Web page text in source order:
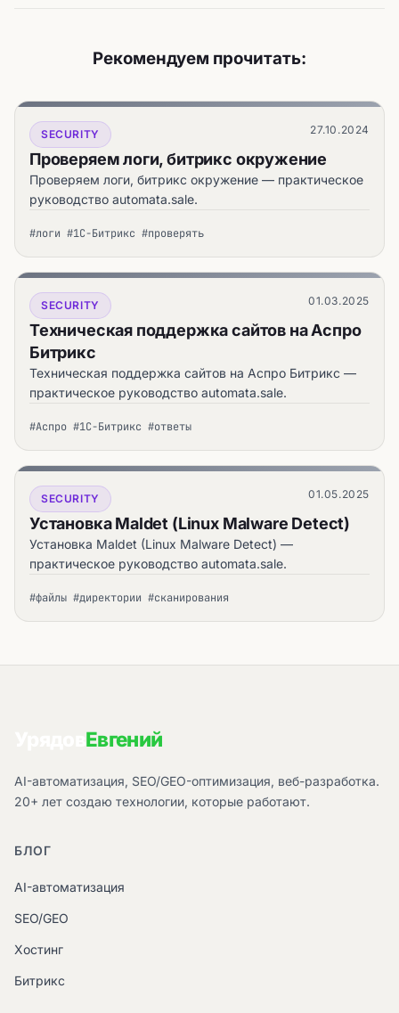
Рекомендуем прочитать:
SECURITY 27.10.2024
Проверяем логи, битрикс окружение
Проверяем логи, битрикс окружение — практическое
руководство automata.sale.
#логи #1С-Битрикс #проверять
SECURITY 01.03.2025
Техническая поддержка сайтов на Аспро
Битрикс
Техническая поддержка сайтов на Аспро Битрикс —
практическое руководство automata.sale.
#Аспро #1С-Битрикс #ответы
SECURITY 01.05.2025
Установка Maldet (Linux Malware Detect)
Установка Maldet (Linux Malware Detect) —
практическое руководство automata.sale.
#файлы #директории #сканирования
Евгений
AI-автоматизация, SEO/GEO-оптимизация, веб-разработка.
20+ лет создаю технологии, которые работают.
БЛОГ
AI-автоматизация
SEO/GEO
Хостинг
Битрикс